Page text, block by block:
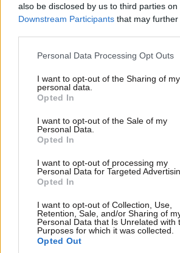
also be disclosed by us to third parties on
Downstream Participants that may
Please note that this website/app uses
not limited to your visit or usage
grant or deny consent to Google and its
use your data for below specified
consent section.
Personal Data Processing Opt Outs
I want to opt-out of the Sharing of my
personal data.
Opted In
I want to opt-out of the Sale of my
Personal Data.
Opted In
I want to opt-out of processing my
Personal Data for Targeted
Opted In
I want to opt-out of Collection, Use,
Retention, Sale, and/or Sharing of
Personal Data that Is Unrelated with
Purposes for which it was collected.
Opted Out